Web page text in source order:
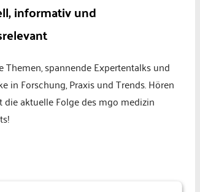
informativ und
Themen, spannende Expertentalks und
in Forschung, Praxis und Trends. Hören
die aktuelle Folge des mgo medizin